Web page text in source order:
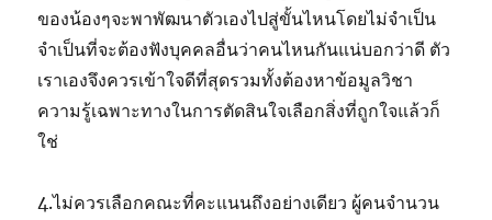
ของน้องๆจะพาพัฒนาตัวเองไปสู่ขั้นไหนโดยไม่จำเป็น
จำเป็นที่จะต้องฟังบุคคลอื่นว่าคนไหนกันแน่บอกว่าดี ตัว
เราเองจึงควรเข้าใจดีที่สุดรวมทั้งต้องหาข้อมูลวิชา
ความรู้เฉพาะทางในการตัดสินใจเลือกสิ่งที่ถูกใจแล้วก็
ใช่
4.ไม่ควรเลือกคณะที่คะแนนถึงอย่างเดียว ผู้คนจำนวน